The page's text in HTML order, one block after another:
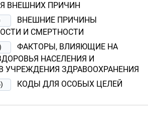
ВНЕШНИХ ПРИЧИН
ВНЕШНИЕ ПРИЧИНЫ
И СМЕРТНОСТИ
ФАКТОРЫ, ВЛИЯЮЩИЕ НА
НАСЕЛЕНИЯ И
УЧРЕЖДЕНИЯ ЗДРАВООХРАНЕНИЯ
КОДЫ ДЛЯ ОСОБЫХ ЦЕЛЕЙ